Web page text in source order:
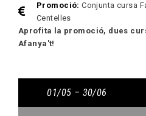
Promoció: Conjunta cursa
Centelles
Aprofita la promoció, dues
Afanya't!
01/05 – 30/06